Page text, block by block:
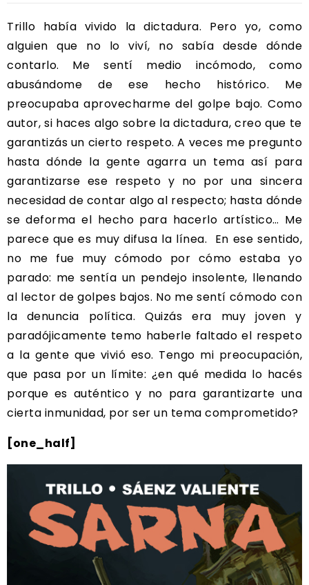
Trillo había vivido la dictadura. Pero yo, como
alguien que no lo viví, no sabía desde dónde
contarlo. Me sentí medio incómodo, como
abusándome de ese hecho histórico. Me
preocupaba aprovecharme del golpe bajo. Como
autor, si haces algo sobre la dictadura, creo que te
garantizás un cierto respeto. A veces me pregunto
hasta dónde la gente agarra un tema así para
garantizarse ese respeto y no por una sincera
necesidad de contar algo al respecto; hasta dónde
se deforma el hecho para hacerlo artístico… Me
parece que es muy difusa la línea. En ese sentido,
no me fue muy cómodo por cómo estaba yo
parado: me sentía un pendejo insolente, llenando
al lector de golpes bajos. No me sentí cómodo con
la denuncia política. Quizás era muy joven y
paradójicamente temo haberle faltado el respeto
a la gente que vivió eso. Tengo mi preocupación,
que pasa por un límite: ¿en qué medida lo hacés
porque es auténtico y no para garantizarte una
cierta inmunidad, por ser un tema comprometido?
[one_half]